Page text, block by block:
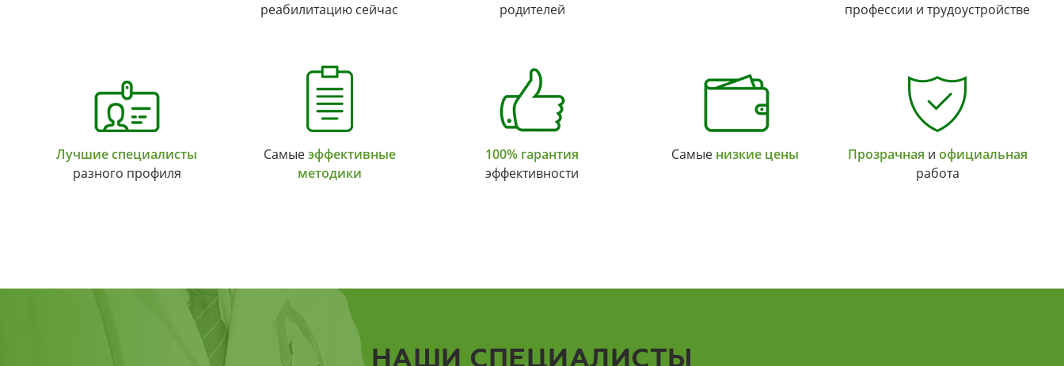
реабилитацию сейчас
родителей
профессии и трудоустройстве
Лучшие специалисты
разного профиля
Самыеэффективные
методики
100% гарантия
эффективности
Самые низкие цены Прозрачная и официальная
работа
НАШИ СПЕЦИАЛИСТЫ